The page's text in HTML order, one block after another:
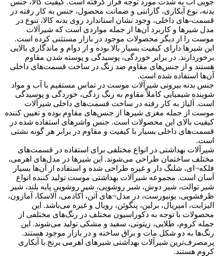
بدنه، نوع آبکاری، گارانتی و ضمانت محصول، جنس به کار رفته در
قسمت-های داخلی، وجود نشان استاندارد روی بدنه کالا، تنوع در
مدل شیرها و کاربرد آن‌ها از جمله مواردی است که شیرآلات
موست را از دیگر محصولات موجود در بازار مستثنی کرده است.
این شیرها دارای کیفیت بسیار بالا بوده و از دوام و ماندگاری بالایی
برخوردارند. در برابر خوردگی، پوسیدگی و پوسته شدن مقاوم
هستند و از جنس‌های مقاوم ضد زنگ در ساخت قسمت‌های داخلی
آن‌ها استفاده شده است.
جنس بدنه بیرونی شیرآلات موست در تماس مستقیم با آب و مواد
شوینده شیمیایی کاملاً مقاوم به زنگ زدگی، خوردگی و پوسیدگی
است. آلیاژ به کار رفته در ساخت قسمت‌های داخلی شیرآلات
موست از جمله مغزی شیرها از جنس‌های مقاوم بوده و تعیین کننده
کیفیت بالای این محصولات است. جنس واشرهای استفاده شده در
قسمت‌های داخلی بسیار با کیفیت و مقاوم در برابر هر گونه نشتی
است.
شیرآلات بهداشتی در انواع مختلفی برای استفاده در قسمت‌های
مختلف ساختمان طراحی می‌شوند. این شیرها در مدل‌های اهرمی،
فلکه¬ای، شلنگ دار و غیره طراحی شده و استفاده از آن‌ها بسیار
آسان است. مجموعه شیرآلات بهداشتی موست تولید کننده انواع
شیر توالت، شیر دوش، شیر روشویی، شیر روشویی پایه بلند، شیر
ظرفشویی، یونیورست، در مدل¬های آتن، آکادمی، آلاسکا، آمازون،
الیزابت، امپریال، برلین، پنگوئن، رویال و غیره می‌باشد. این
محصولات با توجه به دکوراسیون مختلف در رنگ‌های مختلفی از
جمله کروم، طلایی، زیتونی، سفید و مشکی تولید می‌شوند. این
رنگ‌ها به دو شکل مات و براق ساخته و در بازار موجود هستند.
پرمصرف‌ترین شیرآلات بهداشتی شیرهای اهرمی برنج با آبکاری
کروم هستند.